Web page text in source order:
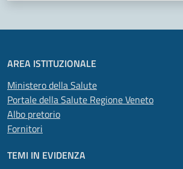
AREA ISTITUZIONALE
Ministero della Salute
Portale della Salute Regione Veneto
Albo pretorio
Fornitori
TEMI IN EVIDENZA